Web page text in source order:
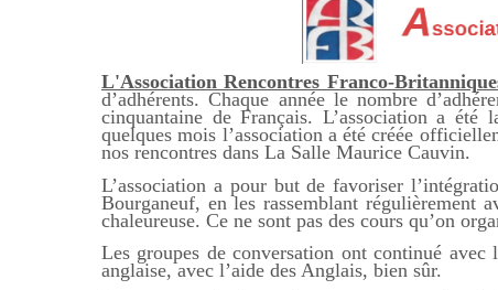
L'Association Rencontres Franco-
d’adhérents. Chaque année le nombre
cinquantaine de Français. L’association a
quelques mois l’association a été créée
nos rencontres dans La Salle Maurice Cauvin.
L’association a pour but de favoriser
Bourganeuf, en les rassemblant régulièrement
chaleureuse. Ce ne sont pas des cours qu’on
Les groupes de conversation ont continué
anglaise, avec l’aide des Anglais, bien sûr.